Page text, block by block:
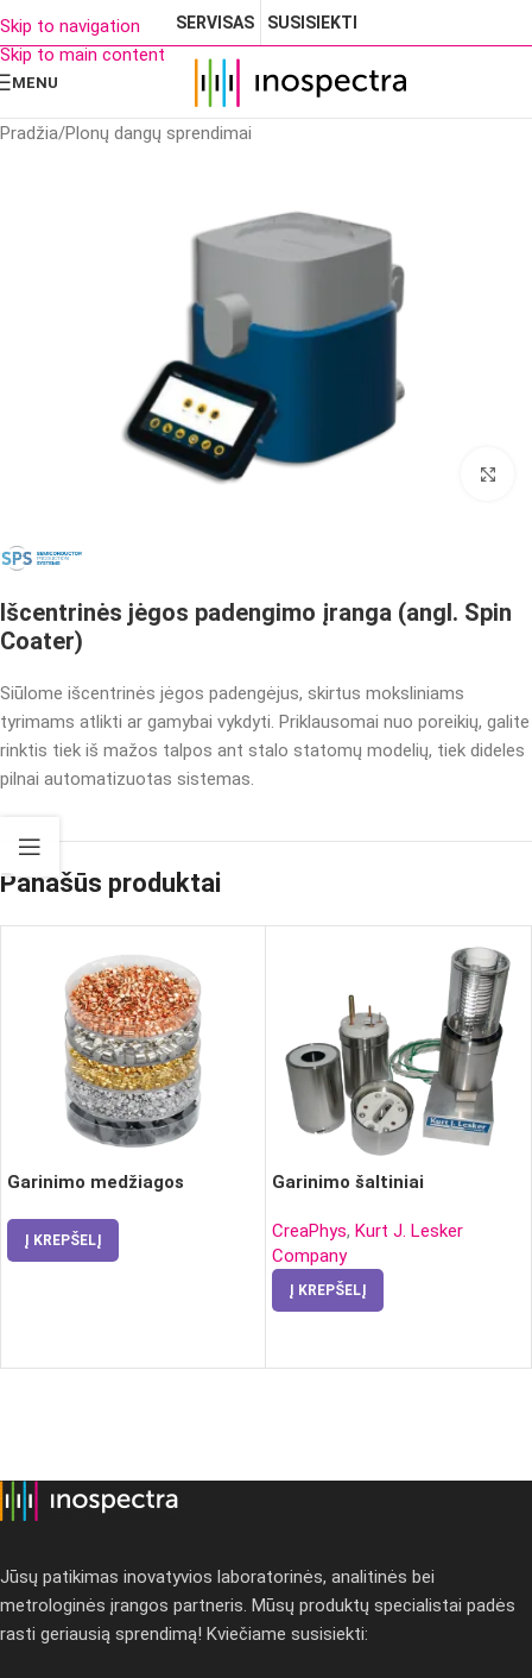
Skip to navigation
Skip to main content
SERVISAS SUSISIEKTI
MENU
Pradžia/Plonų dangų sprendimai
Išcentrinės jėgos padengimo įranga (angl. Spin
Coater)
Siūlome išcentrinės jėgos padengėjus, skirtus moksliniams
tyrimams atlikti ar gamybai vykdyti. Priklausomai nuo poreikių, galite
rinktis tiek iš mažos talpos ant stalo statomų modelių, tiek dideles
pilnai automatizuotas sistemas.
Panašūs produktai
Garinimo medžiagos
Į KREPŠELĮ
Garinimo šaltiniai
CreaPhys, Kurt J. Lesker
Company
Į KREPŠELĮ
Jūsų patikimas inovatyvios laboratorinės, analitinės bei
metrologinės įrangos partneris. Mūsų produktų specialistai padės
rasti geriausią sprendimą! Kviečiame susisiekti: